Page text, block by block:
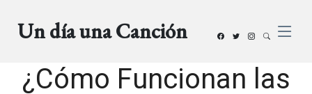
Un día una Canción
¿Cómo Funcionan las